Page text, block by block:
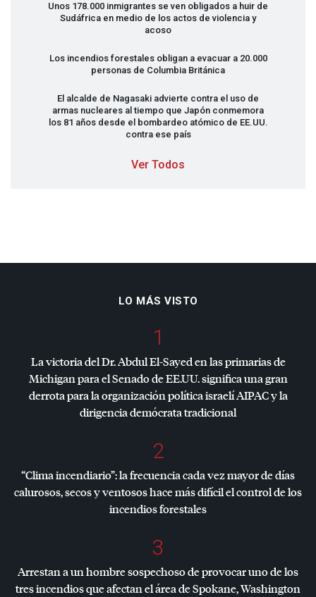
Unos 178.000 inmigrantes se ven obligados a huir de
Sudáfrica en medio de los actos de violencia y
acoso
Los incendios forestales obligan a evacuar a 20.000
personas de Columbia Británica
El alcalde de Nagasaki advierte contra el uso de
armas nucleares al tiempo que Japón conmemora
los 81 años desde el bombardeo atómico de EE.UU.
contra ese país
Ver Todos
LO MÁS VISTO
1
La victoria del Dr. Abdul El-Sayed en las primarias de
Michigan para el Senado de EE.UU. significa una gran
derrota para la organización política israelíAIPACy la
dirigencia demócrata tradicional
2
“Clima incendiario”: la frecuencia cada vez mayor de días
calurosos, secos y ventosos hace más difícil el control de los
incendios forestales
3
Arrestan a un hombre sospechoso de provocar uno de los
tres incendios que afectan el área de Spokane, Washington